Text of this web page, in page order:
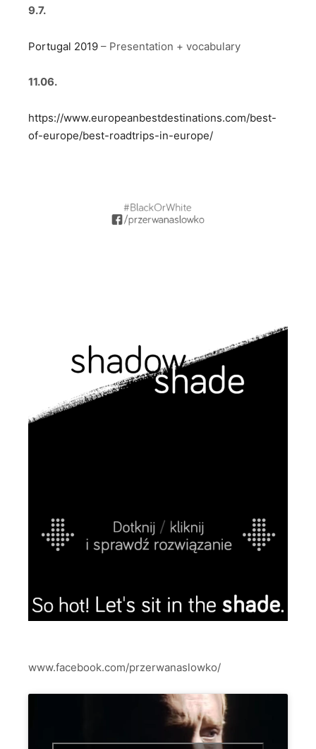
9.7.
Portugal 2019 – Presentation + vocabulary
11.06.
https://www.europeanbestdestinations.com/best-
of-europe/best-roadtrips-in-europe/
www.facebook.com/przerwanaslowko/